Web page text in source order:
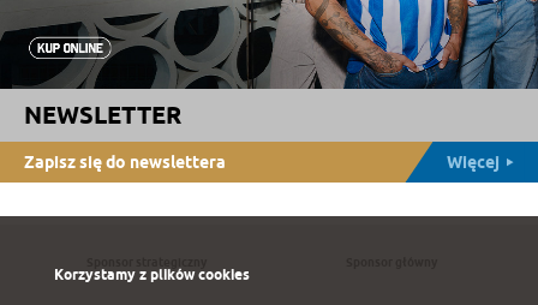
NEWSLETTER
Zapisz się do newslettera Więcej
Korzystamy z plików cookies